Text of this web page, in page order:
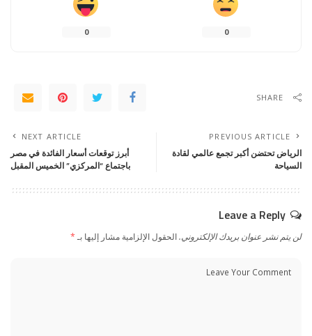
0
0
SHARE
PREVIOUS ARTICLE
الرياض تحتضن أكبر تجمع عالمي لقادة
السياحة
NEXT ARTICLE
أبرز توقعات أسعار الفائدة في مصر
باجتماع “المركزي” الخميس المقبل
Leave a Reply
لن يتم نشر عنوان بريدك الإلكتروني.الحقول الإلزامية مشار إليها بـ*